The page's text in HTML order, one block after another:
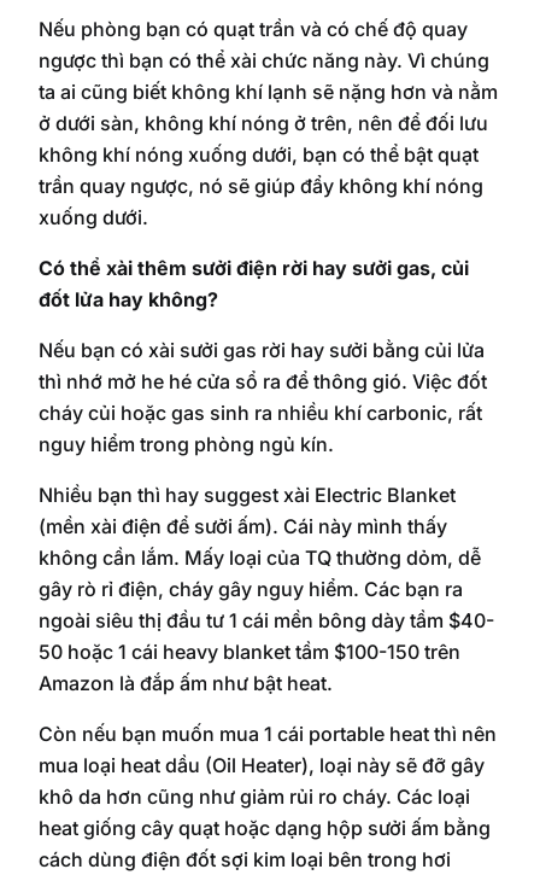
Nếu phòng bạn có quạt trần và có chế độ quay
ngược thì bạn có thể xài chức năng này. Vì chúng
ta ai cũng biết không khí lạnh sẽ nặng hơn và nằm
ở dưới sàn, không khí nóng ở trên, nên để đối lưu
không khí nóng xuống dưới, bạn có thể bật quạt
trần quay ngược, nó sẽ giúp đẩy không khí nóng
xuống dưới.
Có thể xài thêm sưởi điện rời hay sưởi gas, củi
đốt lửa hay không?
Nếu bạn có xài sưởi gas rời hay sưởi bằng củi lửa
thì nhớ mở he hé cửa sổ ra để thông gió. Việc đốt
cháy củi hoặc gas sinh ra nhiều khí carbonic, rất
nguy hiểm trong phòng ngủ kín.
Nhiều bạn thì hay suggest xài Electric Blanket
(mền xài điện để sưởi ấm). Cái này mình thấy
không cần lắm. Mấy loại của TQ thường dỏm, dễ
gây rò rỉ điện, cháy gây nguy hiểm. Các bạn ra
ngoài siêu thị đầu tư 1 cái mền bông dày tầm $40-
50 hoặc 1 cái heavy blanket tầm $100-150 trên
Amazon là đắp ấm như bật heat.
Còn nếu bạn muốn mua 1 cái portable heat thì nên
mua loại heat dầu (Oil Heater), loại này sẽ đỡ gây
khô da hơn cũng như giảm rủi ro cháy. Các loại
heat giống cây quạt hoặc dạng hộp sưởi ấm bằng
cách dùng điện đốt sợi kim loại bên trong hơi